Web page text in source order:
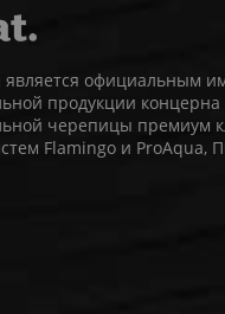
официальным
продукции
черепицы премиум
Flamingo и ProAqua,